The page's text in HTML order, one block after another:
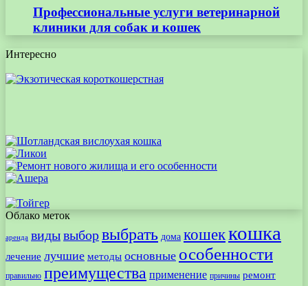
Профессиональные услуги ветеринарной
клиники для собак и кошек
Интересно
Облако меток
аренда видывыборвыбрать дома кошеккошка
лечение лучшие методы основные особенности
правильно преимущества применение причины ремонт